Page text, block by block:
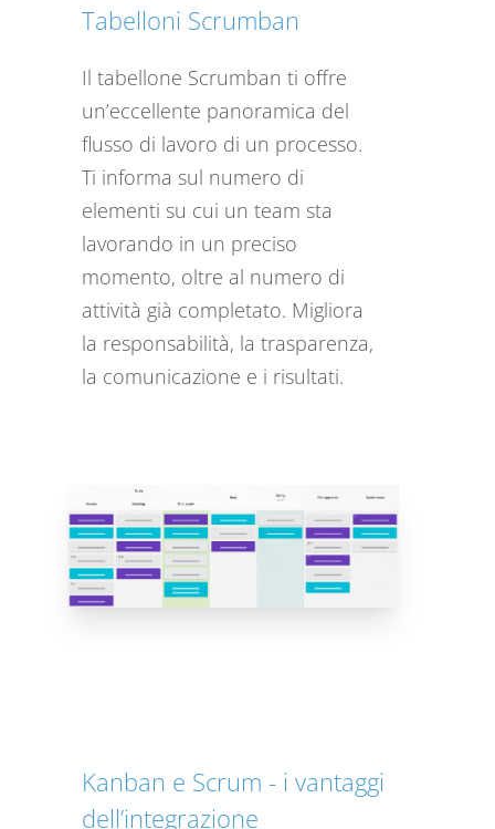
Tabelloni Scrumban
Il tabellone Scrumban ti offre
un’eccellente panoramica del
flusso di lavoro di un processo.
Ti informa sul numero di
elementi su cui un team sta
lavorando in un preciso
momento, oltre al numero di
attività già completato. Migliora
la responsabilità, la trasparenza,
la comunicazione e i risultati.
Kanban e Scrum - i vantaggi
dell’integrazione